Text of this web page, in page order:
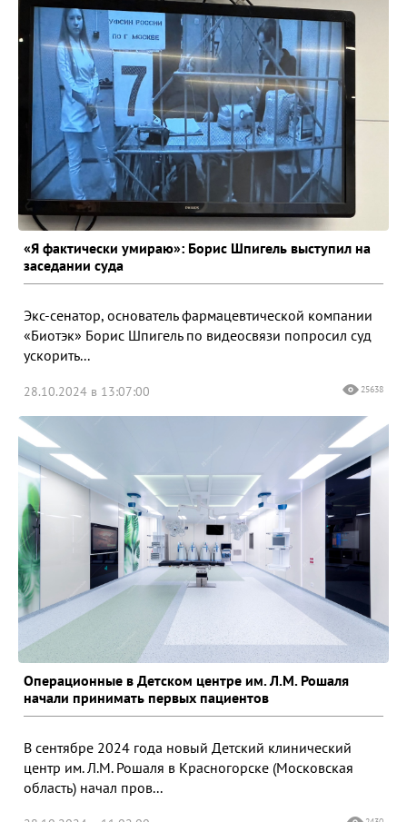
«Я фактически умираю»: Борис Шпигель выступил на
заседании суда
Экс-сенатор, основатель фармацевтической компании
«Биотэк» Борис Шпигель по видеосвязи попросил суд
ускорить...
28.10.2024 в 13:07:00 25638
Операционные в Детском центре им. Л.М. Рошаля
начали принимать первых пациентов
В сентябре 2024 года новый Детский клинический
центр им. Л.М. Рошаля в Красногорске (Московская
область) начал пров...